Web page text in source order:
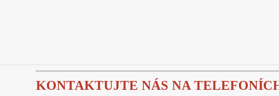
KONTAKTUJTE NÁS NA